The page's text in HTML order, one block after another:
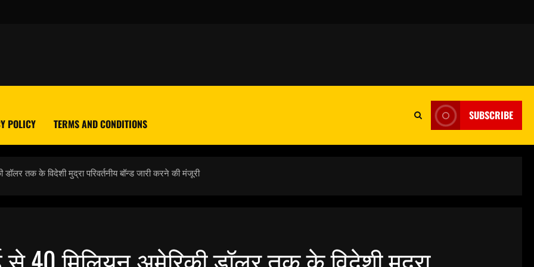
POLICY TERMS AND CONDITIONS
SUBSCRIBE
तक के विदेशी मुद्रा परिवर्तनीय बॉन्ड जारी करने की मंजूरी